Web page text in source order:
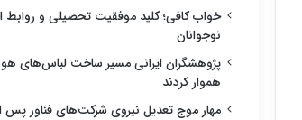
خواب کافی؛ کلید موفقیت تحصیلی و روابط
نوجوانان
پژوهشگران ایرانی مسیر ساخت لباس‌های
هموار کردند
مهار موج تعدیل نیروی شرکت‌های فناور پس